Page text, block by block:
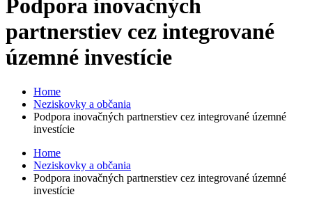
Podpora inovačných
partnerstiev cez integrované
územné investície
Home
Neziskovky a občania
Podpora inovačných partnerstiev cez integrované územné
investície
Home
Neziskovky a občania
Podpora inovačných partnerstiev cez integrované územné
investície